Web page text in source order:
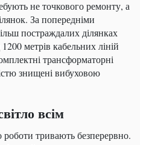
не точкового ремонту, а
За попередніми
постраждалих ділянках
метрів кабельних ліній
трансформаторні
знищені вибуховою
всім
тривають безперервно.